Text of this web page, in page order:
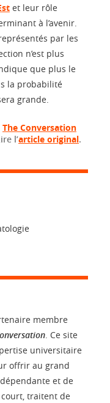
et leur rôle
à l’avenir.
par les
n’est plus
que plus le
la probabilité
grande.
The Conversation
l’article original.
membre
. Ce site
universitaire
offrir au grand
et de
traitent de